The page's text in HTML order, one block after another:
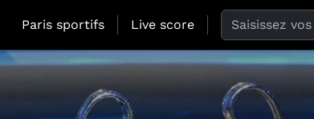
Paris sportifs Live score Search the